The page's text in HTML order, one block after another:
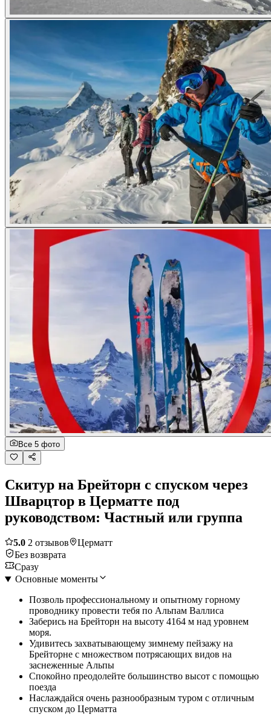
Все 5 фото
Скитур на Брейторн с спуском через
Шварцтор в Церматте под
руководством: Частный или группа
5.0 2 отзывов
Церматт
Без возврата
Сразу
Основные моменты
Позволь профессиональному и опытному горному
проводнику провести тебя по Альпам Валлиса
Заберись на Брейторн на высоту 4164 м над уровнем
моря.
Удивитесь захватывающему зимнему пейзажу на
Брейторне с множеством потрясающих видов на
заснеженные Альпы
Спокойно преодолейте большинство высот с помощью
поезда
Наслаждайся очень разнообразным туром с отличным
спуском до Церматта